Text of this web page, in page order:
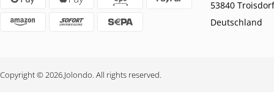
53840 Troisdorf
Deutschland
Copyright © 2026.Jolondo. All rights reserved.